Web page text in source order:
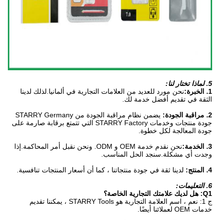
5. لماذا تختار لنا:
1. الخبرة:
نحن مورد للعديد من العلامات التجارية في ألمانيا.لذلك لدينا
الثقة في تقديم أفضل خدمة لك.
2. مراقبة الجودة:
يضمن نظام مراقبة الجودة من STARRY Germany
جودة منتجات وخدمات STARRY Factory التي تتمتع برقابة صارمة على
جودة المعالجة لكل خطوة.
3. الخدمة:
نحن نقدم خدمة OEM و ODM. ونحن نقبل أمر المحاكمة.إذا
وجدت أي مشكلة.سنجد الحل المناسب.
4. المنتج:
لدينا ثقة في جودة منتجاتنا ، كما أن أسعار المنتجات تنافسية.
6. التعليمات:
Q1: هل لديك علامتك التجارية الخاصة؟
ج 1: نعم ، اسم العلامة التجارية هو STARRY Tools ، يمكننا تقديم
خدمات OEM لعملائنا أيضًا.